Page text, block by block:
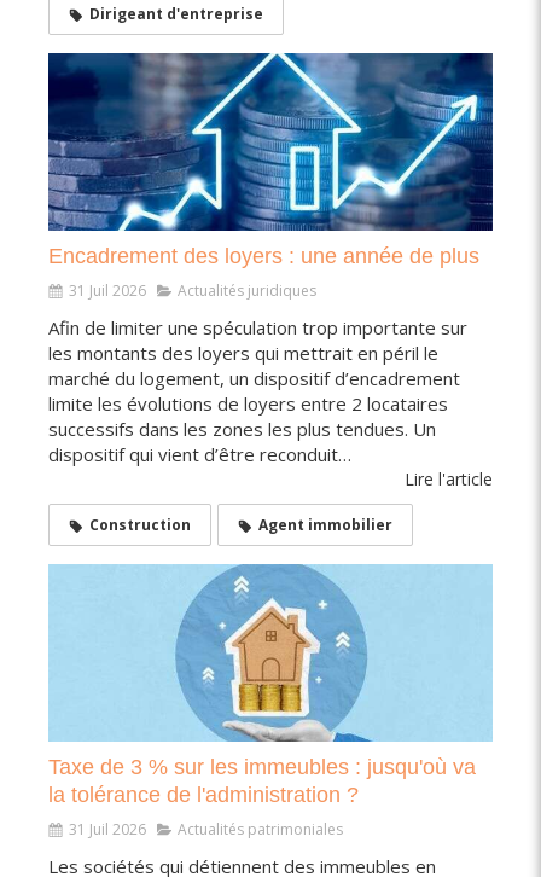
Dirigeant d'entreprise
Encadrement des loyers : une année de plus
31 Juil 2026 Actualités juridiques
Afin de limiter une spéculation trop importante sur
les montants des loyers qui mettrait en péril le
marché du logement, un dispositif d’encadrement
limite les évolutions de loyers entre 2 locataires
successifs dans les zones les plus tendues. Un
dispositif qui vient d’être reconduit…
Lire l'article
Construction Agent immobilier
Taxe de 3 % sur les immeubles : jusqu'où va
la tolérance de l'administration ?
31 Juil 2026 Actualités patrimoniales
Les sociétés qui détiennent des immeubles en